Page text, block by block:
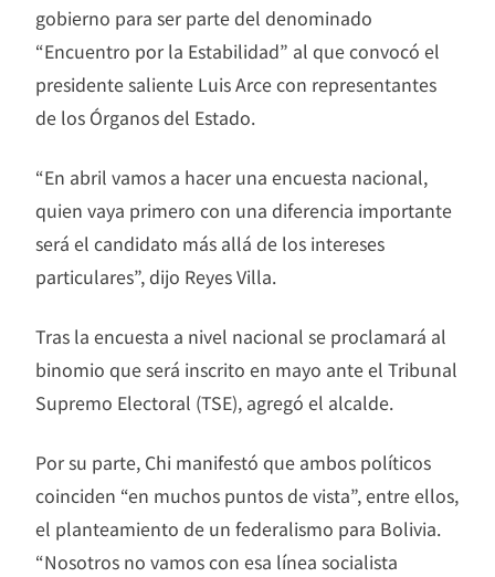
gobierno para ser parte del denominado
“Encuentro por la Estabilidad” al que convocó el
presidente saliente Luis Arce con representantes
de los Órganos del Estado.
“En abril vamos a hacer una encuesta nacional,
quien vaya primero con una diferencia importante
será el candidato más allá de los intereses
particulares”, dijo Reyes Villa.
Tras la encuesta a nivel nacional se proclamará al
binomio que será inscrito en mayo ante el Tribunal
Supremo Electoral (TSE), agregó el alcalde.
Por su parte, Chi manifestó que ambos políticos
coinciden “en muchos puntos de vista”, entre ellos,
el planteamiento de un federalismo para Bolivia.
“Nosotros no vamos con esa línea socialista